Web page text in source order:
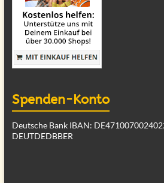
Spenden-Konto
Deutsche Bank IBAN:
DEUTDEDBBER